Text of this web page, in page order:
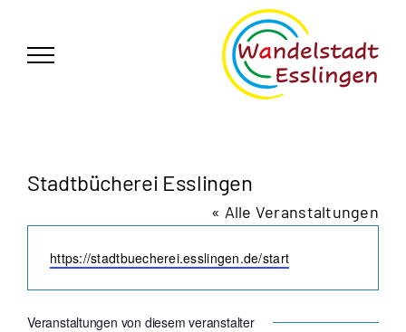
springen
Stadtbücherei Esslingen
« Alle Veranstaltungen
Webseite
https://stadtbuecherei.esslingen.de/start
Veranstaltungen von diesem veranstalter